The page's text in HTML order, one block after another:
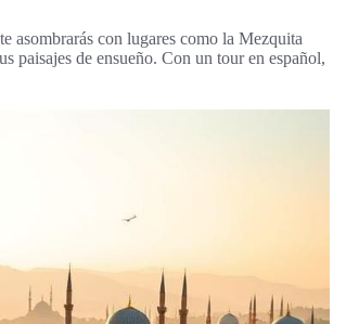
asombrarás con lugares como la Mezquita
paisajes de ensueño. Con un tour en español,